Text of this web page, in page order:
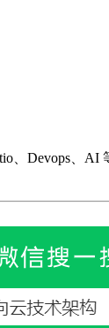
Devops、